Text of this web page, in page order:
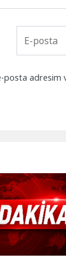
posta